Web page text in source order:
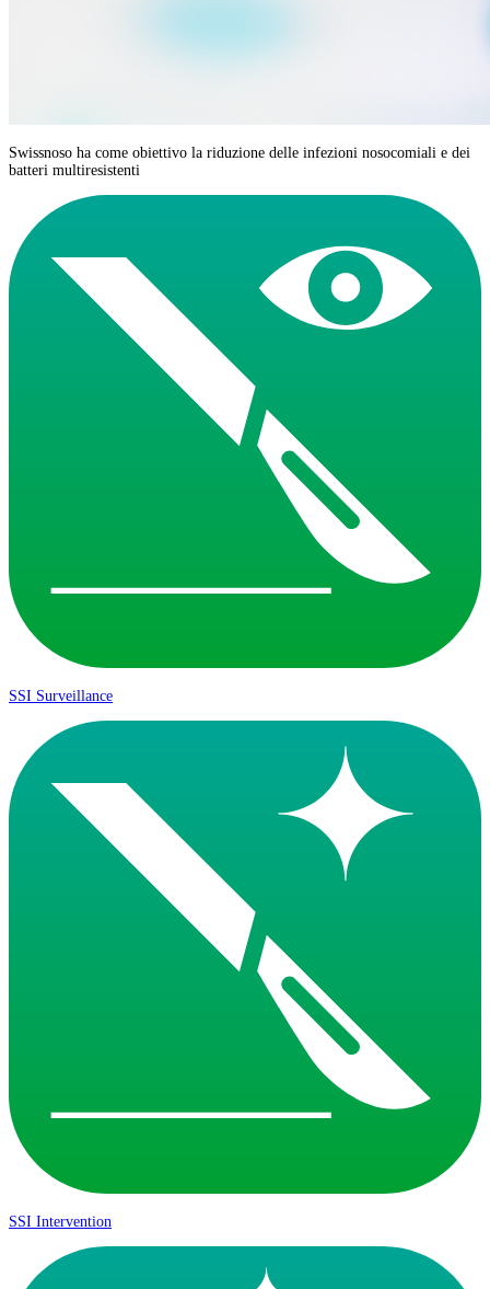
Swissnoso ha come obiettivo la riduzione delle infezioni nosocomiali e dei
batteri multiresistenti
SSI Surveillance
SSI Intervention